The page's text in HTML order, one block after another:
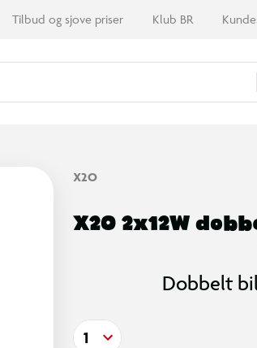
Tilbud og sjove priser Klub BR
X2O
X2O 2x12W
Dobbelt
1